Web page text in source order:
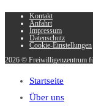
Kontakt
Anfahrt
Impressum
Datenschutz
Cookie-Einstellungen
2026 © Freiwilligenzentrum
Startseite
Über uns